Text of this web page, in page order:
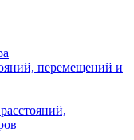
перемещений и